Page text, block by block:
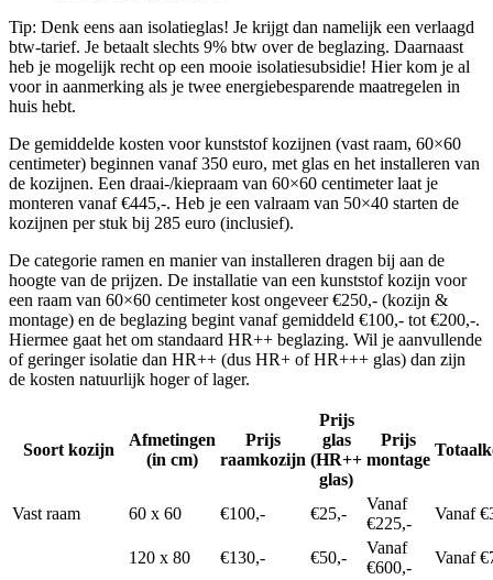
Tip: Denk eens aan isolatieglas! Je krijgt dan namelijk een verlaagd
btw-tarief. Je betaalt slechts 9% btw over de beglazing. Daarnaast
heb je mogelijk recht op een mooie isolatiesubsidie! Hier kom je al
voor in aanmerking als je twee energiebesparende maatregelen in
huis hebt.
De gemiddelde kosten voor kunststof kozijnen (vast raam, 60×60
centimeter) beginnen vanaf 350 euro, met glas en het installeren van
de kozijnen. Een draai-/kiepraam van 60×60 centimeter laat je
monteren vanaf €445,-. Heb je een valraam van 50×40 starten de
kozijnen per stuk bij 285 euro (inclusief).
De categorie ramen en manier van installeren dragen bij aan de
hoogte van de prijzen. De installatie van een kunststof kozijn voor
een raam van 60×60 centimeter kost ongeveer €250,- (kozijn &
montage) en de beglazing begint vanaf gemiddeld €100,- tot €200,-.
Hiermee gaat het om standaard HR++ beglazing. Wil je aanvullende
of geringer isolatie dan HR++ (dus HR+ of HR+++ glas) dan zijn
de kosten natuurlijk hoger of lager.
Soort kozijn
Afmetingen
(in cm)
Prijs
raamkozijn
Prijs
glas
(HR++
glas)
Prijs
montage
Vast raam 60 x 60 €100,- €25,-
Vanaf
€225,-
Vanaf
120 x 80 €130,- €50,-
Vanaf
€600,-
Vanaf